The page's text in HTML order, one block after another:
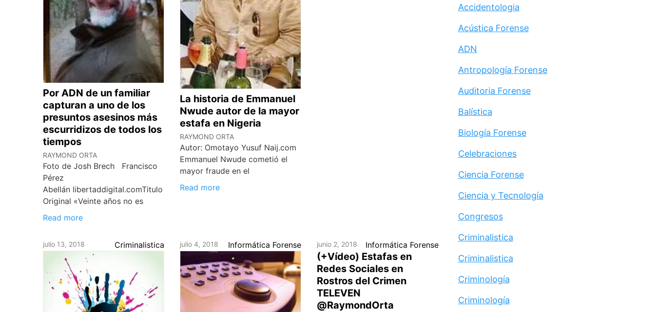
Por ADN de un familiar
capturan a uno de los
presuntos asesinos más
escurridizos de todos los
tiempos
RAYMOND ORTA
Foto de Josh Brech Francisco
Pérez
Abellán libertaddigital.comTitulo
Original «Veinte años no es
Read more
La historia de Emmanuel
Nwude autor de la mayor
estafa en Nigeria
RAYMOND ORTA
Autor: Omotayo Yusuf Naij.com
Emmanuel Nwude cometió el
mayor fraude en el
Read more
julio 13, 2018 Criminalistica julio 4, 2018 Informática Forense junio 2, 2018 Informática Forense
(+Vídeo) Estafas en
Redes Sociales en
Rostros del Crimen
TELEVEN
@RaymondOrta
Accidentologia
Acústica Forense
ADN
Antropología Forense
Auditoria Forense
Balística
Biología Forense
Celebraciones
Ciencia Forense
Ciencia y Tecnología
Congresos
Criminalistica
Criminalistica
Criminología
Criminología